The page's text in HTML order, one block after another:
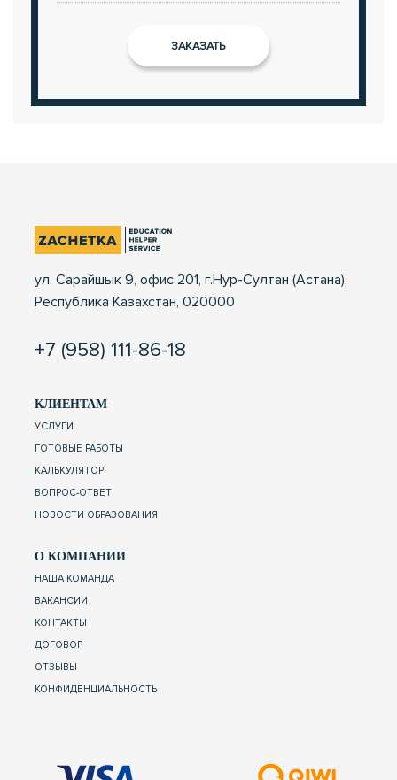
ул. Сарайшык 9, офис 201, г.Нур-Султан (Астана),
Республика Казахстан, 020000
+7 (958) 111-86-18
КЛИЕНТАМ
УСЛУГИ
ГОТОВЫЕ РАБОТЫ
КАЛЬКУЛЯТОР
ВОПРОС-ОТВЕТ
НОВОСТИ ОБРАЗОВАНИЯ
О КОМПАНИИ
НАША КОМАНДА
ВАКАНСИИ
КОНТАКТЫ
ДОГОВОР
ОТЗЫВЫ
КОНФИДЕНЦИАЛЬНОСТЬ